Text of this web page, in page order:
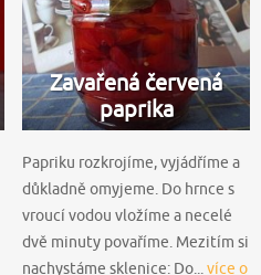
Zavařená červená
paprika
Papriku rozkrojíme, vyjádříme a
důkladně omyjeme. Do hrnce s
vroucí vodou vložíme a necelé
dvě minuty povaříme. Mezitím si
nachystáme sklenice: Do...více o